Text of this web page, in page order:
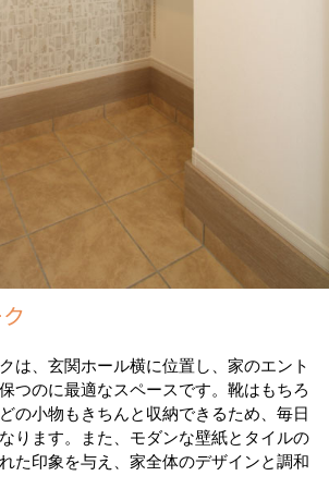
は、玄関ホール横に位置し、家のエント
つのに最適なスペースです。靴はもちろ
の小物もきちんと収納できるため、毎日
ります。また、モダンな壁紙とタイルの
た印象を与え、家全体のデザインと調和